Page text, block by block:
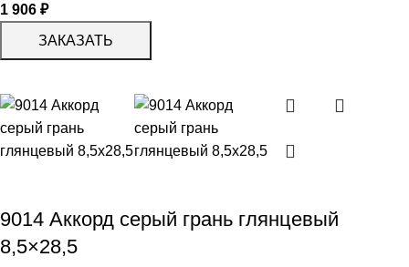
1 906 ₽
ЗАКАЗАТЬ
9014 Аккорд серый грань глянцевый
8,5×28,5